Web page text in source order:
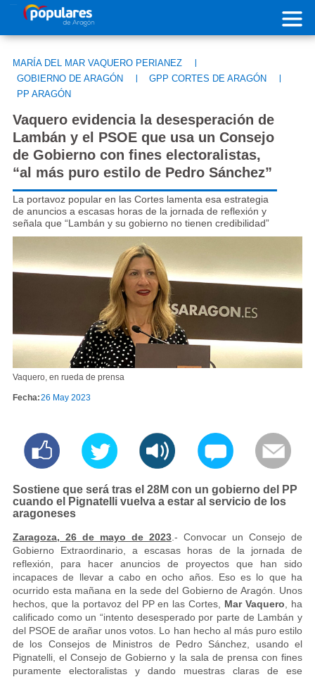
Pasar al contenido principal
MARÍA DEL MAR VAQUERO PERIANEZ |
GOBIERNO DE ARAGÓN | GPP CORTES DE ARAGÓN |
PP ARAGÓN
Vaquero evidencia la desesperación de
Lambán y el PSOE que usa un Consejo
de Gobierno con fines electoralistas,
“al más puro estilo de Pedro Sánchez”
La portavoz popular en las Cortes lamenta esa estrategia
de anuncios a escasas horas de la jornada de reflexión y
señala que “Lambán y su gobierno no tienen credibilidad”
Vaquero, en rueda de prensa
Fecha:26 May 2023
Sostiene que será tras el 28M con un gobierno del PP
cuando el Pignatelli vuelva a estar al servicio de los
aragoneses
Zaragoza, 26 de mayo de 2023.- Convocar un Consejo de
Gobierno Extraordinario, a escasas horas de la jornada de
reflexión, para hacer anuncios de proyectos que han sido
incapaces de llevar a cabo en ocho años. Eso es lo que ha
ocurrido esta mañana en la sede del Gobierno de Aragón. Unos
hechos, que la portavoz del PP en las Cortes, Mar Vaquero , ha
calificado como un “intento desesperado por parte de Lambán y
del PSOE de arañar unos votos. Lo han hecho al más puro estilo
de los Consejos de Ministros de Pedro Sánchez, usando el
Pignatelli, el Consejo de Gobierno y la sala de prensa con fines
puramente electoralistas y dando muestras claras de ese